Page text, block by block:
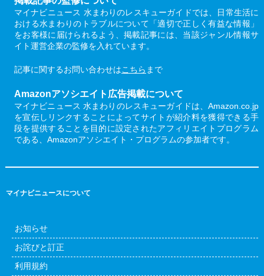
マイナビニュース 水まわりのレスキューガイドでは、日常生活に
おける水まわりのトラブルについて「適切で正しく有益な情報」
をお客様に届けられるよう、掲載記事には、当該ジャンル情報サ
イト運営企業の監修を入れています。
記事に関するお問い合わせはこちら まで
Amazonアソシエイト広告掲載について
マイナビニュース 水まわりのレスキューガイドは、Amazon.co.jp
を宣伝しリンクすることによってサイトが紹介料を獲得できる手
段を提供することを目的に設定されたアフィリエイトプログラム
である、Amazonアソシエイト・プログラムの参加者です。
マイナビニュースについて
お知らせ
お詫びと訂正
利用規約